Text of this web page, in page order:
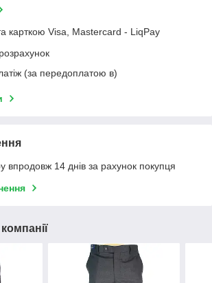
карткою Visa, Mastercard - LiqPay
(за передоплатою в)
впродовж 14 днів за рахунок покупця